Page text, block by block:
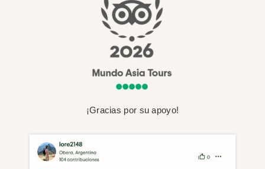
¡Gracias por su apoyo!